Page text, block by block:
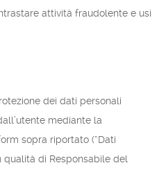
attività fraudolente e usi
dei dati personali
mediante la
sopra riportato (“Dati
qualità di Responsabile del